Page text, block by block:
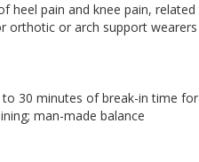
heel pain and knee pain,
orthotic or arch support wearers
30 minutes of break-in time
man-made balance